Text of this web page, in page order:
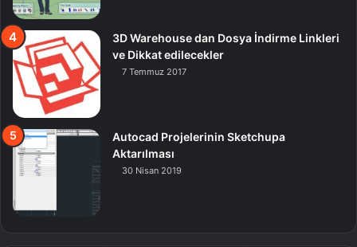
3D Warehouse dan Dosya İndirme Linkleri
ve Dikkat edilecekler
7 Temmuz 2017
Autocad Projelerinin Sketchupa
Aktarılması
30 Nisan 2019